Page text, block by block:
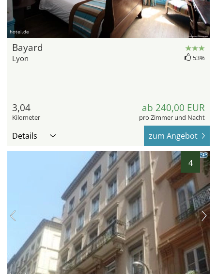
hotel.de
Bayard
Lyon 53%
3,04
Kilometer
ab 240,00 EUR
pro Zimmer und Nacht
Details zum Angebot
4